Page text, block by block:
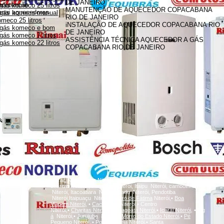
komeco 25 litros
komeco manual
25 litros
komeco e bom
komeco 7 litros
komeco 22 litros
DE JANEIRO
MANUTENÇÃO DE AQUECEDOR COPACABANA
RIO DE JANEIRO
iNSTALAÇÃO DE AQUECEDOR COPACABANA RIO
DE JANEIRO
ASSISTÊNCIA TÉCNICA AQUECEDOR A GÁS
COPACABANA RIO DE JANEIRO
aquecedores
Icaraí, Niterói, ingaNiterói, Santa Rosa Niterói, Centro Niterói,
charitas Niterói, Fonseca Niterói, Itaipu Niterói, camboinhas
Niterói, Itacoatiara Niterói, Badu Niterói, Pendotiba
Niterói,Itaipuaçu Niterói,
Bairro de Fátima Niterói,• Boa
Viagem Niterói, • Cachoeiras
Niterói,• Centro
Niterói,• Charitas Niterói, Gragoatá Niterói, • IcaraíNiterói, •
Ing
á Niterói,• Jurujuba Niterói,• Morro do Estado Niterói, • Pé
Pequeno Niterói,• Ponta d'AreiaNiterói, • Santa